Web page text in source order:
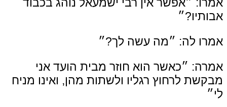
אבותיו?״
אמרו לה: ״מה עשה לך?״
אמרה: ״כאשר הוא חוזר מבית הועד אני
מבקשת לרחוץ רגליו ולשתות מהן, ואינו מניח
לי״